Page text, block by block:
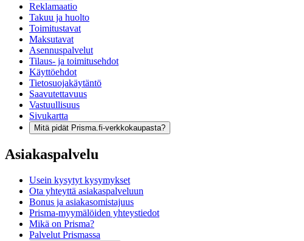
Reklamaatio
Takuu ja huolto
Toimitustavat
Maksutavat
Asennuspalvelut
Tilaus- ja toimitusehdot
Käyttöehdot
Tietosuojakäytäntö
Saavutettavuus
Vastuullisuus
Sivukartta
Mitä pidät Prisma.fi-verkkokaupasta?
Asiakaspalvelu
Usein kysytyt kysymykset
Ota yhteyttä asiakaspalveluun
Bonus ja asiakasomistajuus
Prisma-myymälöiden yhteystiedot
Mikä on Prisma?
Palvelut Prismassa